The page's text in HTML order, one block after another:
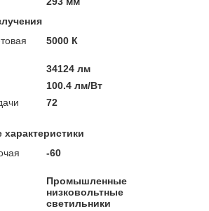
5000 К
34124 лм
100.4 лм/Вт
72
-60
Промышленные
низковольтные
светильники